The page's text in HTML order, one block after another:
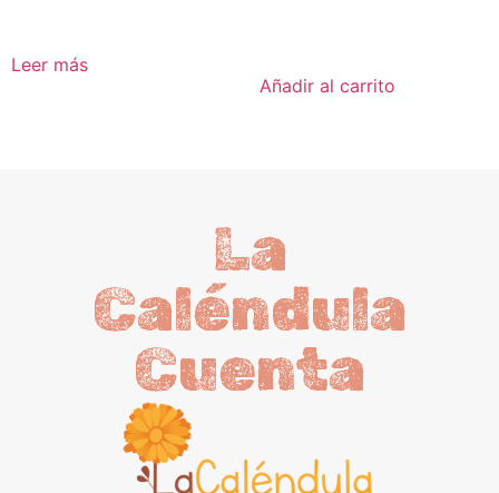
Leer más
Añadir al carrito
La
Caléndula
Cuenta